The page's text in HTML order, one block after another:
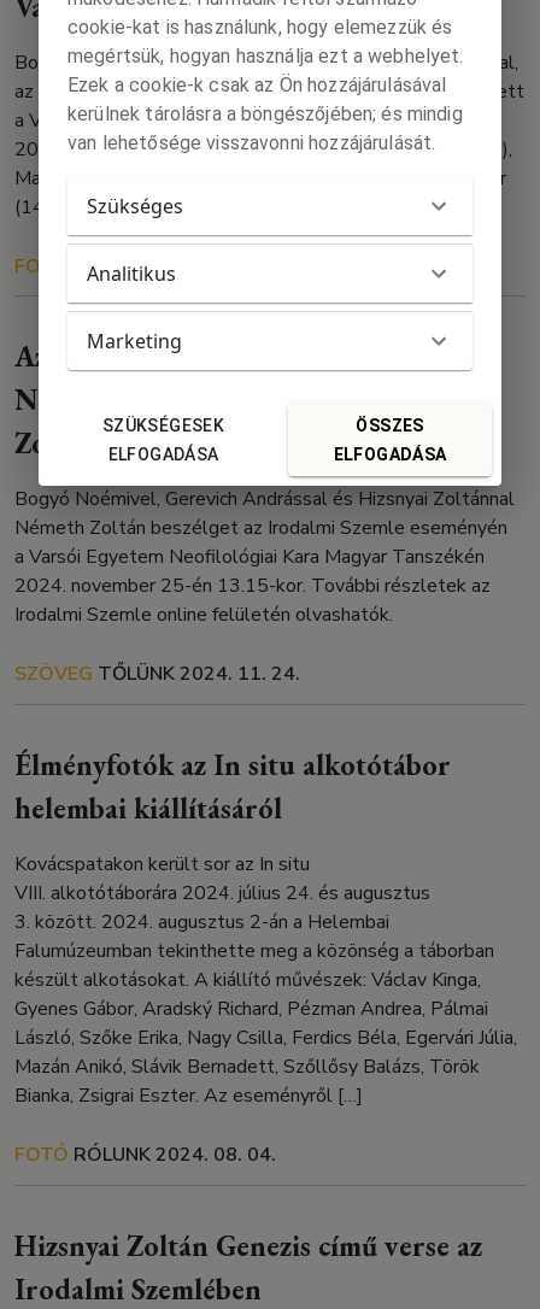
Bogyó Noémivel, Gerevich Andrással és Hizsnyai Zoltánnal,
az Irodalmi Szemle szerzőivel Németh Zoltán beszélgetett
a Varsói Egyetem Neofilológiai Kara Magyar Tanszékén
2024. november 25-én. Az eseményről Agata Baran (1-7),
Magdalena Roguska-Németh (8-13) és Keresztes Gáspár
(14-15) készített élményfotókat.
FOTÓ RÓLUNK2024. 11. 27.
Az Irodalmi Szemle Varsóban: Bogyó
Noémi, Gerevich András, Hizsnyai
Zoltán és Németh Zoltán
Bogyó Noémivel, Gerevich Andrással és Hizsnyai Zoltánnal
Németh Zoltán beszélget az Irodalmi Szemle eseményén
a Varsói Egyetem Neofilológiai Kara Magyar Tanszékén
2024. november 25-én 13.15-kor. További részletek az
Irodalmi Szemle online felületén olvashatók.
SZÖVEG TŐLÜNK2024. 11. 24.
Élményfotók az In situ alkotótábor
helembai kiállításáról
Kovácspatakon került sor az In situ
VIII. alkotótáborára 2024. július 24. és augusztus
3. között. 2024. augusztus 2-án a Helembai
Falumúzeumban tekinthette meg a közönség a táborban
készült alkotásokat. A kiállító művészek: Václav Kinga,
Gyenes Gábor, Aradský Richard, Pézman Andrea, Pálmai
László, Szőke Erika, Nagy Csilla, Ferdics Béla, Egervári Júlia,
Mazán Anikó, Slávik Bernadett, Szőllősy Balázs, Török
Bianka, Zsigrai Eszter. Az eseményről […]
FOTÓ RÓLUNK2024. 08. 04.
Hizsnyai Zoltán Genezis című verse az
Irodalmi Szemlében
cookie-kat is használunk, hogy elemezzük és
megértsük, hogyan használja ezt a webhelyet.
Ezek a cookie-k csak az Ön hozzájárulásával
kerülnek tárolásra a böngészőjében; és mindig
van lehetősége visszavonni hozzájárulását.
Szükséges
Analitikus
Marketing
SZÜKSÉGESEK
ELFOGADÁSA
ÖSSZES
ELFOGADÁSA